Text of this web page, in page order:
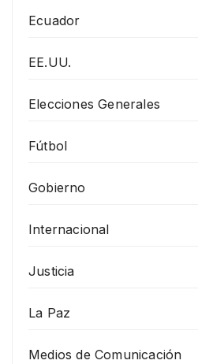
Ecuador
EE.UU.
Elecciones Generales
Fútbol
Gobierno
Internacional
Justicia
La Paz
Medios de Comunicación